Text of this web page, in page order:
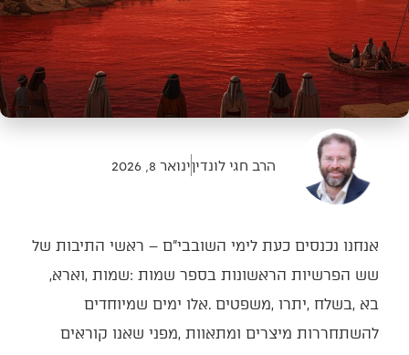
הרב חגי לונדיןינואר 8, 2026
אנחנו‭ ‬נכנסים‭ ‬כעת‭ ‬לימי‭ ‬השובבי"ם‭ – ‬ראשי‭ ‬התיבות‭ ‬של‭
‬שש‭ ‬הפרשיות‭ ‬הראשונות‭ ‬בספר‭ ‬שמות‭: ‬שמות‭, ‬וארא‭,
‬בא‭, ‬בשלח‭, ‬יתרו‭, ‬משפטים‭. ‬אלו‭ ‬ימים‭ ‬שמיוחדים‭
‬להשתחררות‭ ‬מיצרים‭ ‬ומתאוות‭, ‬מפני‭ ‬שאנו‭ ‬קוראים‭